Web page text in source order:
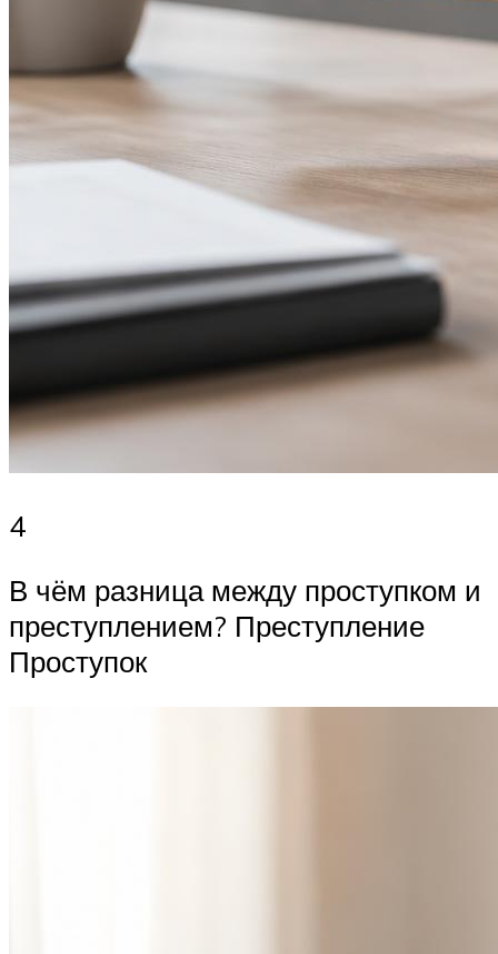
4
В чём разница между проступком и
преступлением? Преступление
Проступок